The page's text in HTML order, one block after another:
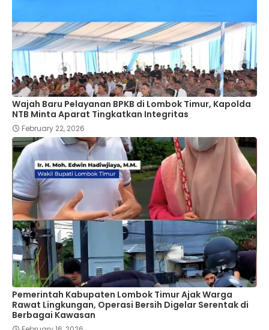
Wajah Baru Pelayanan BPKB di Lombok Timur, Kapolda
NTB Minta Aparat Tingkatkan Integritas
February 22, 2026
Pemerintah Kabupaten Lombok Timur Ajak Warga
Rawat Lingkungan, Operasi Bersih Digelar Serentak di
Berbagai Kawasan